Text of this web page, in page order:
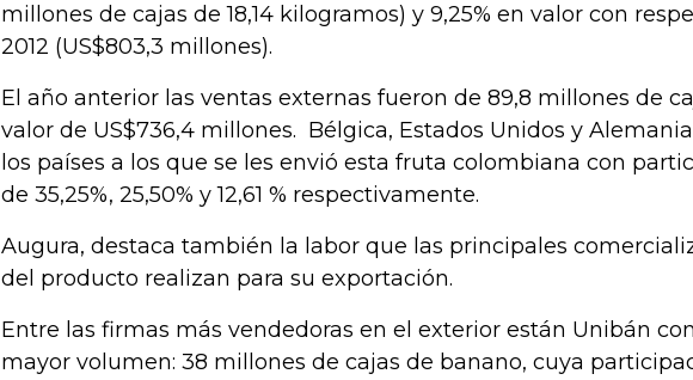
millones de cajas de 18,14 kilogramos) y 9,25% en valor con
2012 (US$803,3 millones).
El año anterior las ventas externas fueron de 89,8 millones de
valor de US$736,4 millones. Bélgica, Estados Unidos y
los países a los que se les envió esta fruta colombiana con
de 35,25%, 25,50% y 12,61 % respectivamente.
Augura, destaca también la labor que las principales
del producto realizan para su exportación.
Entre las firmas más vendedoras en el exterior están Unibán
mayor volumen: 38 millones de cajas de banano, cuya